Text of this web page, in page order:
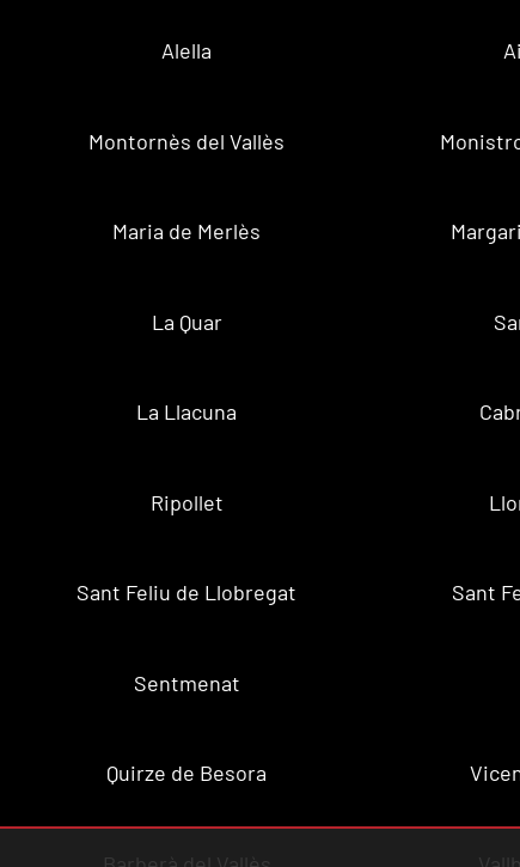
Alella
Montornès del Vallès
Maria de Merlès
La Quar
La Llacuna
Ripollet
Sant Feliu de Llobregat Sant
Sentmenat
Quirze de Besora